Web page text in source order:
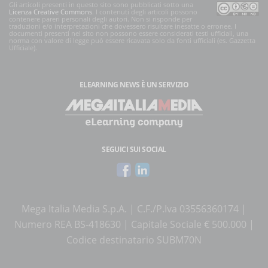
Gli articoli presenti in questo sito sono pubblicati sotto una
Licenza Creative Commons. I contenuti degli articoli possono
contenere pareri personali degli autori. Non si risponde per
traduzioni e/o interpretazioni che dovessero risultare inesatte o erronee. I
documenti presenti nel sito non possono essere considerati testi ufficiali, una
norma con valore di legge può essere ricavata solo da fonti ufficiali (es. Gazzetta
Ufficiale).
ELEARNING NEWS È UN SERVIZIO
SEGUICI SUI SOCIAL
Mega Italia Media S.p.A. | C.F./P.Iva 03556360174 |
Numero REA BS-418630 | Capitale Sociale € 500.000 |
Codice destinatario SUBM70N